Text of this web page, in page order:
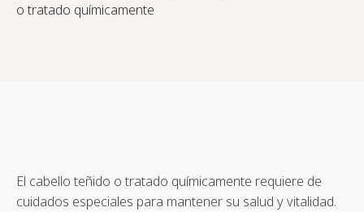
o tratado químicamente
El cabello teñido o tratado químicamente requiere de
cuidados especiales para mantener su salud y vitalidad.